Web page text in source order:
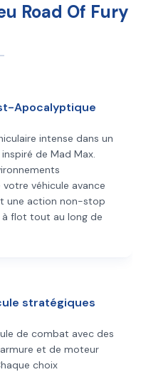
Road Of Fury
Apocalyptique
intense dans un
de Mad Max.
véhicule avance
une action non-stop
flot tout au long de
stratégiques
de combat avec des
et de moteur
choix